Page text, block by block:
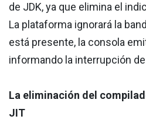
de JDK, ya que elimina el
La plataforma ignorará la
está presente, la consola
informando la interrupción de
La eliminación del
JIT